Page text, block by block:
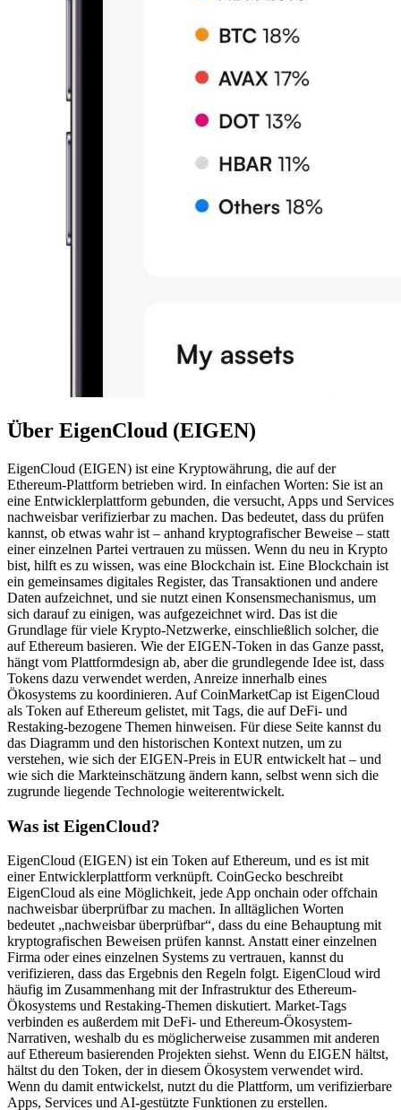
Über EigenCloud (EIGEN)
EigenCloud (EIGEN) ist eine Kryptowährung, die auf der
Ethereum-Plattform betrieben wird. In einfachen Worten: Sie ist an
eine Entwicklerplattform gebunden, die versucht, Apps und Services
nachweisbar verifizierbar zu machen. Das bedeutet, dass du prüfen
kannst, ob etwas wahr ist – anhand kryptografischer Beweise – statt
einer einzelnen Partei vertrauen zu müssen. Wenn du neu in Krypto
bist, hilft es zu wissen, was eine Blockchain ist. Eine Blockchain ist
ein gemeinsames digitales Register, das Transaktionen und andere
Daten aufzeichnet, und sie nutzt einen Konsensmechanismus, um
sich darauf zu einigen, was aufgezeichnet wird. Das ist die
Grundlage für viele Krypto-Netzwerke, einschließlich solcher, die
auf Ethereum basieren. Wie der EIGEN-Token in das Ganze passt,
hängt vom Plattformdesign ab, aber die grundlegende Idee ist, dass
Tokens dazu verwendet werden, Anreize innerhalb eines
Ökosystems zu koordinieren. Auf CoinMarketCap ist EigenCloud
als Token auf Ethereum gelistet, mit Tags, die auf DeFi- und
Restaking-bezogene Themen hinweisen. Für diese Seite kannst du
das Diagramm und den historischen Kontext nutzen, um zu
verstehen, wie sich der EIGEN-Preis in EUR entwickelt hat – und
wie sich die Markteinschätzung ändern kann, selbst wenn sich die
zugrunde liegende Technologie weiterentwickelt.
Was ist EigenCloud?
EigenCloud (EIGEN) ist ein Token auf Ethereum, und es ist mit
einer Entwicklerplattform verknüpft. CoinGecko beschreibt
EigenCloud als eine Möglichkeit, jede App onchain oder offchain
nachweisbar überprüfbar zu machen. In alltäglichen Worten
bedeutet „nachweisbar überprüfbar“, dass du eine Behauptung mit
kryptografischen Beweisen prüfen kannst. Anstatt einer einzelnen
Firma oder eines einzelnen Systems zu vertrauen, kannst du
verifizieren, dass das Ergebnis den Regeln folgt. EigenCloud wird
häufig im Zusammenhang mit der Infrastruktur des Ethereum-
Ökosystems und Restaking-Themen diskutiert. Market-Tags
verbinden es außerdem mit DeFi- und Ethereum-Ökosystem-
Narrativen, weshalb du es möglicherweise zusammen mit anderen
auf Ethereum basierenden Projekten siehst. Wenn du EIGEN hältst,
hältst du den Token, der in diesem Ökosystem verwendet wird.
Wenn du damit entwickelst, nutzt du die Plattform, um verifizierbare
Apps, Services und AI-gestützte Funktionen zu erstellen.